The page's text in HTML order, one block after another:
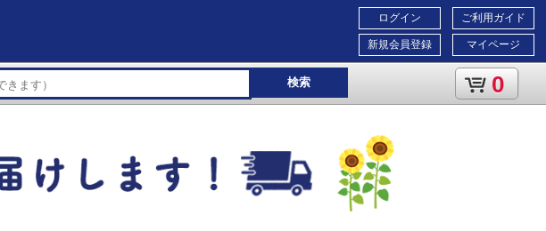
ご利用ガイド
マイページ
ログイン
新規会員登録
検索 0